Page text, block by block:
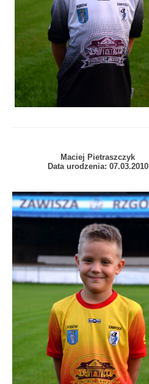
Maciej Pietraszczyk
Data urodzenia: 07.03.2010